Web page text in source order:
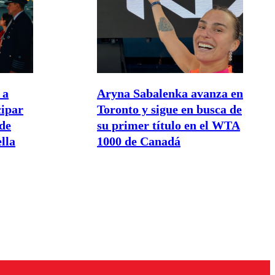
Aryna Sabalenka avanza en
Toronto y sigue en busca de
su primer título en el WTA
1000 de Canadá